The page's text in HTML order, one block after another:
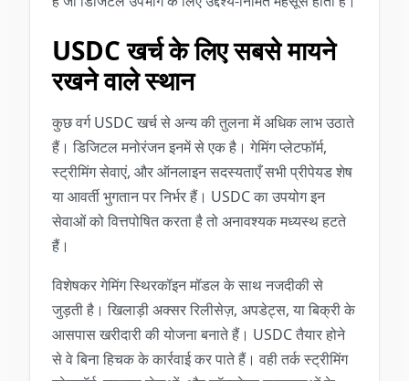
USDC खर्च के लिए सबसे मायने
रखने वाले स्थान
कुछ वर्ग USDC खर्च से अन्य की तुलना में अधिक लाभ उठाते
हैं। डिजिटल मनोरंजन इनमें से एक है। गेमिंग प्लेटफॉर्म,
स्ट्रीमिंग सेवाएं, और ऑनलाइन सदस्यताएँ सभी प्रीपेयड शेष
या आवर्ती भुगतान पर निर्भर हैं। USDC का उपयोग इन
सेवाओं को वित्तपोषित करता है तो अनावश्यक मध्यस्थ हटते
हैं।
विशेषकर गेमिंग स्थिरकॉइन मॉडल के साथ नजदीकी से
जुड़ती है। खिलाड़ी अक्सर रिलीसेज़, अपडेट्स, या बिक्री के
आसपास खरीदारी की योजना बनाते हैं। USDC तैयार होने
से वे बिना हिचक के कार्रवाई कर पाते हैं। वही तर्क स्ट्रीमिंग